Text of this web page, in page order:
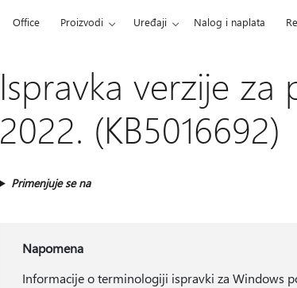
Office Proizvodi Uređaji Nalog i naplata
Ispravka verzije
2022. (KB5016692)
Primenjuje se na
Napomena
Informacije o terminologiji ispravki za Windows